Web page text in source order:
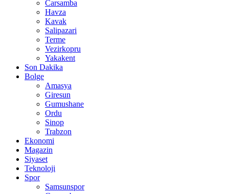
Carsamba
Havza
Kavak
Salipazari
Terme
Vezirkopru
Yakakent
Son Dakika
Bolge
Amasya
Giresun
Gumushane
Ordu
Sinop
Trabzon
Ekonomi
Magazin
Siyaset
Teknoloji
Spor
Samsunspor